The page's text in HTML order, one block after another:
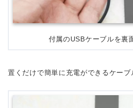
付属のUSBケーブルを裏
置くだけで簡単に充電ができるケーブ